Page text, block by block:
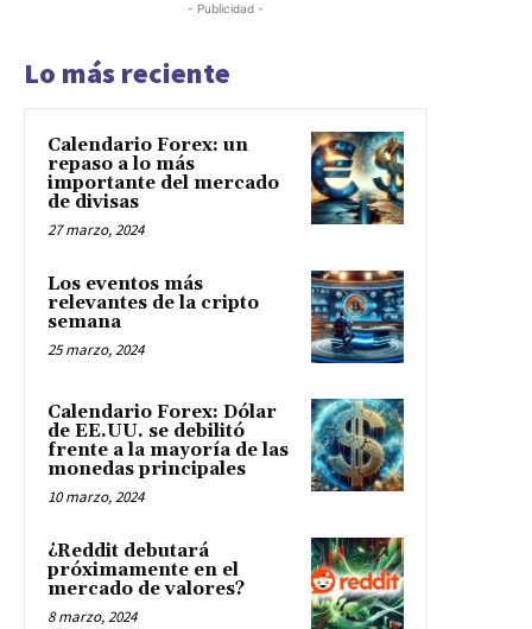
- Publicidad -
Lo más reciente
Calendario Forex: un
repaso a lo más
importante del mercado
de divisas
27 marzo, 2024
Los eventos más
relevantes de la cripto
semana
25 marzo, 2024
Calendario Forex: Dólar
de EE.UU. se debilitó
frente a la mayoría de las
monedas principales
10 marzo, 2024
¿Reddit debutará
próximamente en el
mercado de valores?
8 marzo, 2024